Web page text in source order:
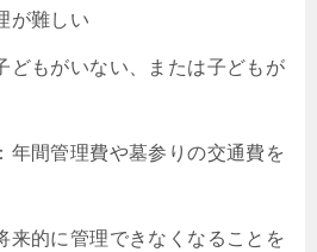
が難しい
どもがいない、または子どもが
：年間管理費や墓参りの交通費を
来的に管理できなくなることを